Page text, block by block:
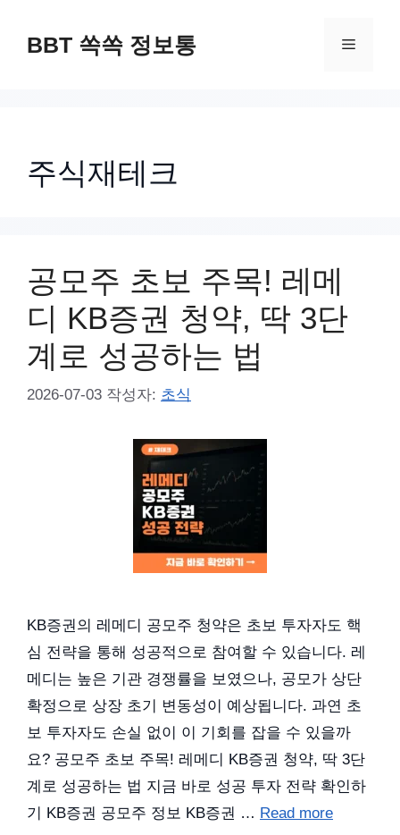
BBT 쏙쏙 정보통 메
주식재테크
공모주 초보 주목! 레메
디 KB증권 청약, 딱 3단
계로 성공하는 법
2026-07-03 작성자: 초식
KB증권의 레메디 공모주 청약은 초보 투자자도 핵
심 전략을 통해 성공적으로 참여할 수 있습니다. 레
메디는 높은 기관 경쟁률을 보였으나, 공모가 상단
확정으로 상장 초기 변동성이 예상됩니다. 과연 초
보 투자자도 손실 없이 이 기회를 잡을 수 있을까
요? 공모주 초보 주목! 레메디 KB증권 청약, 딱 3단
계로 성공하는 법 지금 바로 성공 투자 전략 확인하
기 KB증권 공모주 정보 KB증권 … Read more